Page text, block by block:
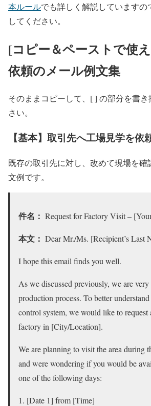
本ルールでも詳しく解説していますの
してください。
[コピー＆ペーストで使
依頼のメール例文集
そのままコピーして、[ ] の部分を書
さい。
【基本】取引先へ工場見学を依
既存の取引先に対し、改めて現場を確
文例です。
件名： Request for Factory Visit –
本文： Dear Mr./Ms. [Recipient’s Last
I hope this email finds you well.
As we discussed previously, we are
production process. To better
control system, we would like to request
factory in [City/Location].
We are planning to visit the area during
and were wondering if you would be
one of the following days:
[Date 1] from [Time]